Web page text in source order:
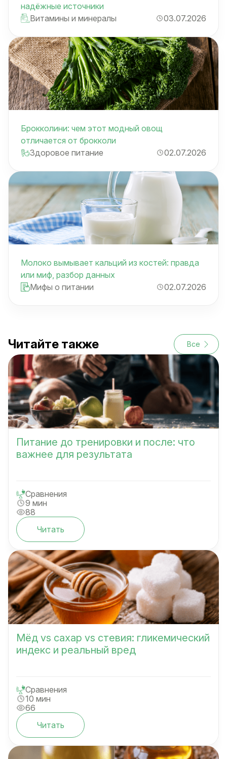
надёжные источники
Витамины и минералы
03.07.2026
Брокколини: чем этот модный овощ
отличается от брокколи
Здоровое питание
02.07.2026
Молоко вымывает кальций из костей: правда
или миф, разбор данных
Мифы о питании
02.07.2026
Читайте также Все
Питание до тренировки и после: что
важнее для результата
Сравнения
9 мин
88
Читать
Мёд vs сахар vs стевия: гликемический
индекс и реальный вред
Сравнения
10 мин
66
Читать